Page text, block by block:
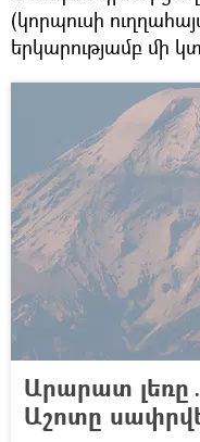
(կորպուսի
երկարությամբ մի
Արարատ
Աշոտը